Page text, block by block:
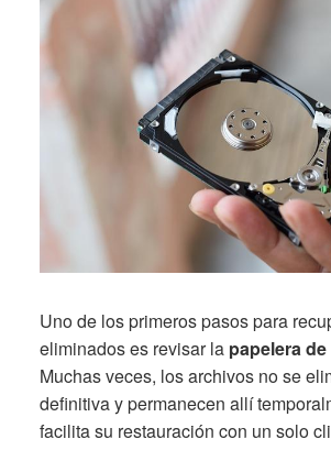
Uno de los primeros pasos para
eliminados es revisar la papelera
Muchas veces, los archivos no se
definitiva y permanecen allí
facilita su restauración con un solo